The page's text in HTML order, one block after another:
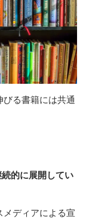
る書籍には共通
的に展開してい
メディアによる宣